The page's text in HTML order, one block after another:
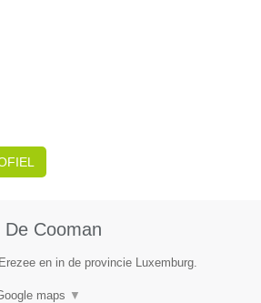
Cooman
en in de provincie Luxemburg.
maps ▼